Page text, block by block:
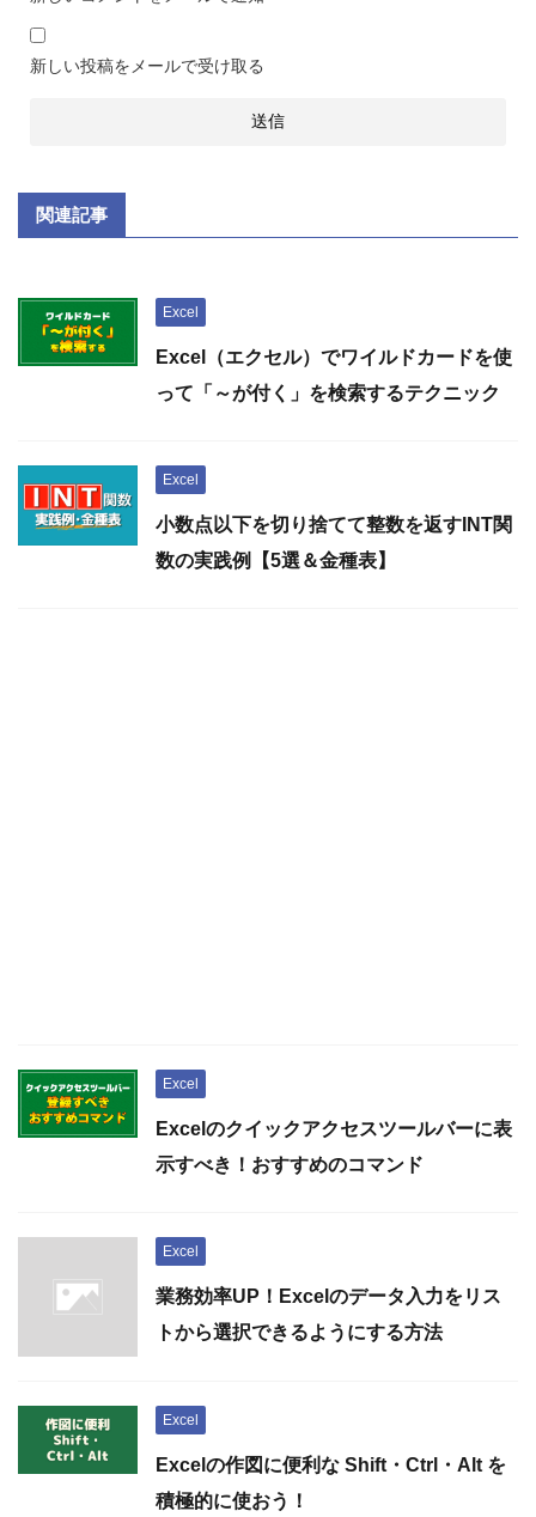
新しい投稿をメールで受け取る
関連記事
Excel
Excel（エクセル）でワイルドカードを使
って「～が付く」を検索するテクニック
Excel
小数点以下を切り捨てて整数を返すINT関
数の実践例【5選＆金種表】
Excel
Excelのクイックアクセスツールバーに表
示すべき！おすすめのコマンド
Excel
業務効率UP！Excelのデータ入力をリス
トから選択できるようにする方法
Excel
Excelの作図に便利な Shift・Ctrl・Alt を
積極的に使おう！